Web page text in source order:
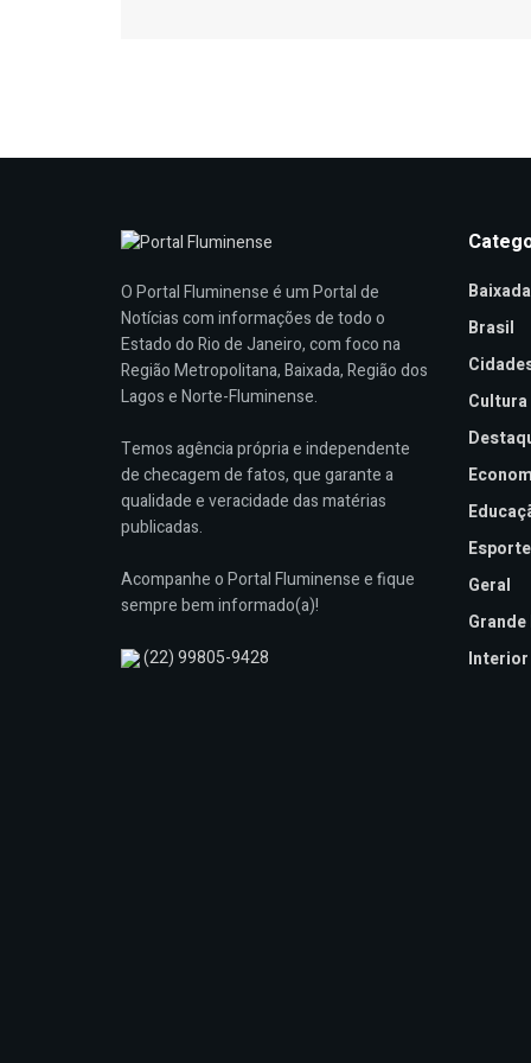
O Portal Fluminense é um Portal de
Notícias com informações de todo o
Estado do Rio de Janeiro, com foco na
Região Metropolitana, Baixada, Região dos
Lagos e Norte-Fluminense.
Temos agência própria e independente
de checagem de fatos, que garante a
qualidade e veracidade das matérias
publicadas.
Acompanhe o Portal Fluminense e fique
sempre bem informado(a)!
(22) 99805-9428
Baixada
Brasil
Cultura
Geral
Grande
Interior